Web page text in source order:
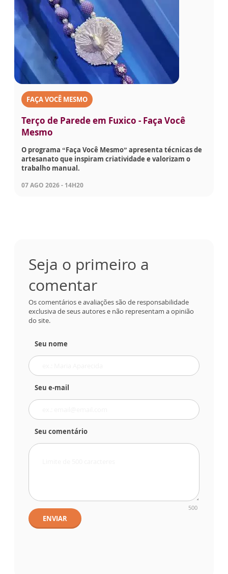
FAÇA VOCÊ MESMO
Terço de Parede em Fuxico - Faça Você
Mesmo
O programa “Faça Você Mesmo” apresenta técnicas de
artesanato que inspiram criatividade e valorizam o
trabalho manual.
07 AGO 2026 - 14H20
Seja o primeiro a
comentar
Os comentários e avaliações são de responsabilidade
exclusiva de seus autores e não representam a opinião
do site.
Seu nome
Seu e-mail
Seu comentário
500
ENVIAR